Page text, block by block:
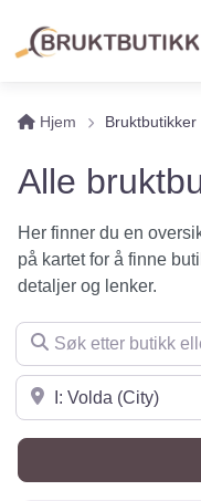
Hjem Bruktbutikker
Alle
Her finner du en
på kartet for å finne
detaljer og lenker.
Søk etter butikk eller
Søk i nærheten